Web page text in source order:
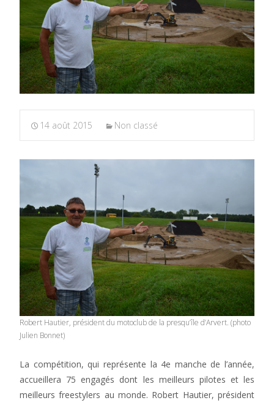
14 août 2015 Non classé
Robert Hautier, président du motoclub de la presqu’île d’Arvert. (photo
Julien Bonnet)
La compétition, qui représente la 4e manche de l’année,
accueillera 75 engagés dont les meilleurs pilotes et les
meilleurs freestylers au monde. Robert Hautier, président